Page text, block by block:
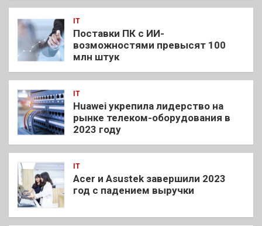
IT
Поставки ПК с ИИ-
возможностями превысят 100
млн штук
IT
Huawei укрепила лидерство на
рынке телеком-оборудования в
2023 году
IT
Acer и Asustek завершили 2023
год с падением выручки